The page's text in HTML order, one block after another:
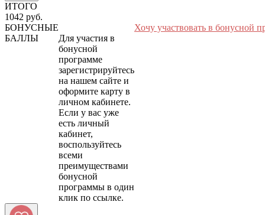
ИТОГО
1042 руб.
БОНУСНЫЕ
БАЛЛЫ
Для участия в
бонусной
программе
зарегистрируйтесь
на нашем сайте и
оформите карту в
личном кабинете.
Если у вас уже
есть личный
кабинет,
воспользуйтесь
всеми
преимуществами
бонусной
программы в один
Хочу участвовать в бонусной